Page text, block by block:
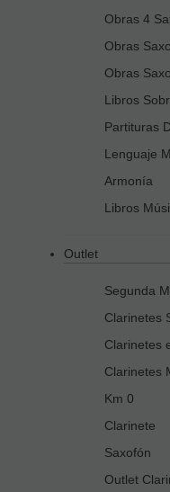
Obras 4
Obras
Obras
Libros
Partituras
Lenguaje
Armonía
Libros
Outlet
Segunda
Clarinetes
Clarinetes
Clarinetes
Km 0
Clarinete
Saxofón
Outlet